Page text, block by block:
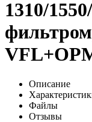
1310/
Описание
Файлы
Отзывы